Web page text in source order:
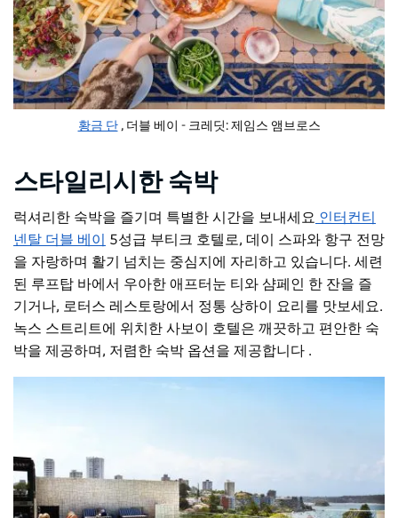
황금 단, 더블 베이 - 크레딧: 제임스 앰브로스
스타일리시한 숙박
럭셔리한 숙박을 즐기며 특별한 시간을 보내세요 인터컨티
넨탈 더블 베이
5성급 부티크 호텔로, 데이 스파와 항구 전망
을 자랑하며 활기 넘치는 중심지에 자리하고 있습니다. 세련
된 루프탑 바에서 우아한 애프터눈 티와 샴페인 한 잔을 즐
기거나, 로터스 레스토랑에서 정통 상하이 요리를 맛보세요.
녹스 스트리트에 위치한 사보이 호텔은 깨끗하고 편안한 숙
박을 제공하며, 저렴한 숙박 옵션을 제공합니다 .